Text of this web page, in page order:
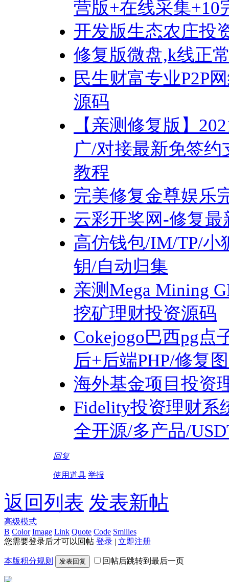
营版+在线采集+10
开发版生态农庄投
修复版微盘,k线正
民生财富专业P2P
源码
【亲测修复版】
广/对接最新免签
教程
完美修复金尊娱乐
云彩开奖网-修复最
高仿钱包/IM/TP/小
钥/自动归集
亲测Mega Mining
挖矿理财投资源码
Cokejogo巴西pg点
后+后端PHP/修复
海外基金项目投资
Fidelity投资理财系
全开源/多产品/
回复
使用道具 举报
返回列表 发表新帖
高级模式
B Color Image Link Quote Code Smilies
您需要登录后才可以回帖 登录 | 立即注册
本版积分规则 发表回复 回帖后跳转到最后一页